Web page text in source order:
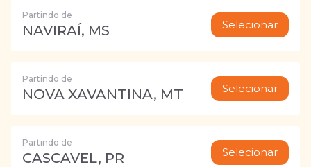
Partindo de
NAVIRAÍ, MS Selecionar
Partindo de
NOVA XAVANTINA, MT Selecionar
Partindo de
CASCAVEL, PR Selecionar